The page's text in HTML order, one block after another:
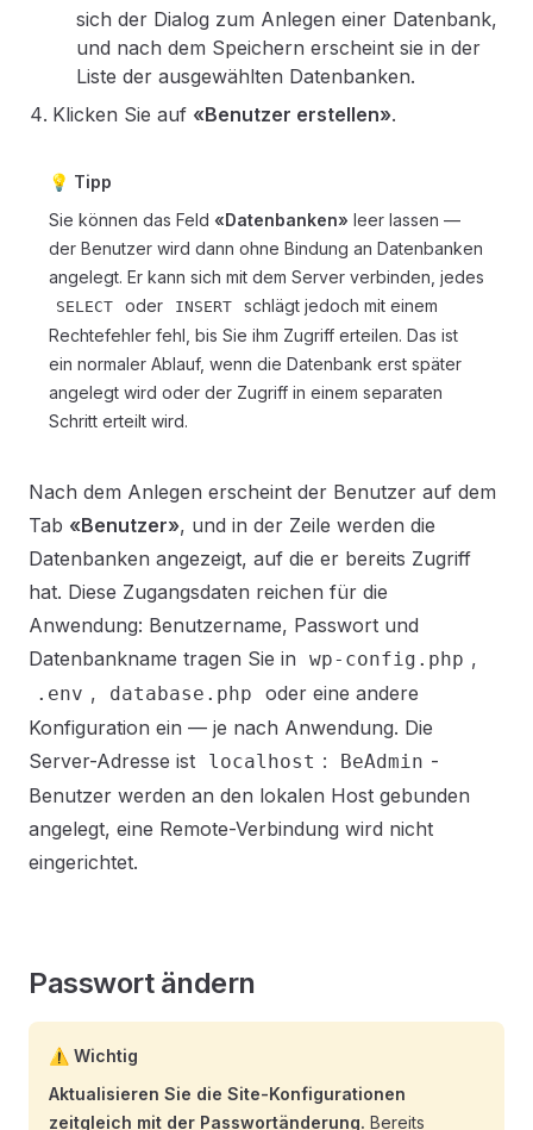
sich der Dialog zum Anlegen einer Datenbank,
und nach dem Speichern erscheint sie in der
Liste der ausgewählten Datenbanken.
Klicken Sie auf «Benutzer erstellen».
💡 Tipp
Sie können das Feld «Datenbanken» leer lassen —
der Benutzer wird dann ohne Bindung an Datenbanken
angelegt. Er kann sich mit dem Server verbinden, jedes
SELECT oder INSERT
schlägt jedoch mit einem
Rechtefehler fehl, bis Sie ihm Zugriff erteilen. Das ist
ein normaler Ablauf, wenn die Datenbank erst später
angelegt wird oder der Zugriff in einem separaten
Schritt erteilt wird.
Nach dem Anlegen erscheint der Benutzer auf dem
Tab «Benutzer», und in der Zeile werden die
Datenbanken angezeigt, auf die er bereits Zugriff
hat. Diese Zugangsdaten reichen für die
Anwendung: Benutzername, Passwort und
Datenbankname tragen Sie in
wp-config.php ,
.env , database.php
oder eine andere
Konfiguration ein — je nach Anwendung. Die
Server-Adresse ist
localhost : BeAdmin -
Benutzer werden an den lokalen Host gebunden
angelegt, eine Remote-Verbindung wird nicht
eingerichtet.
Passwort ändern
⚠️ Wichtig
Aktualisieren Sie die Site-Konfigurationen
zeitgleich mit der Passwortänderung. Bereits